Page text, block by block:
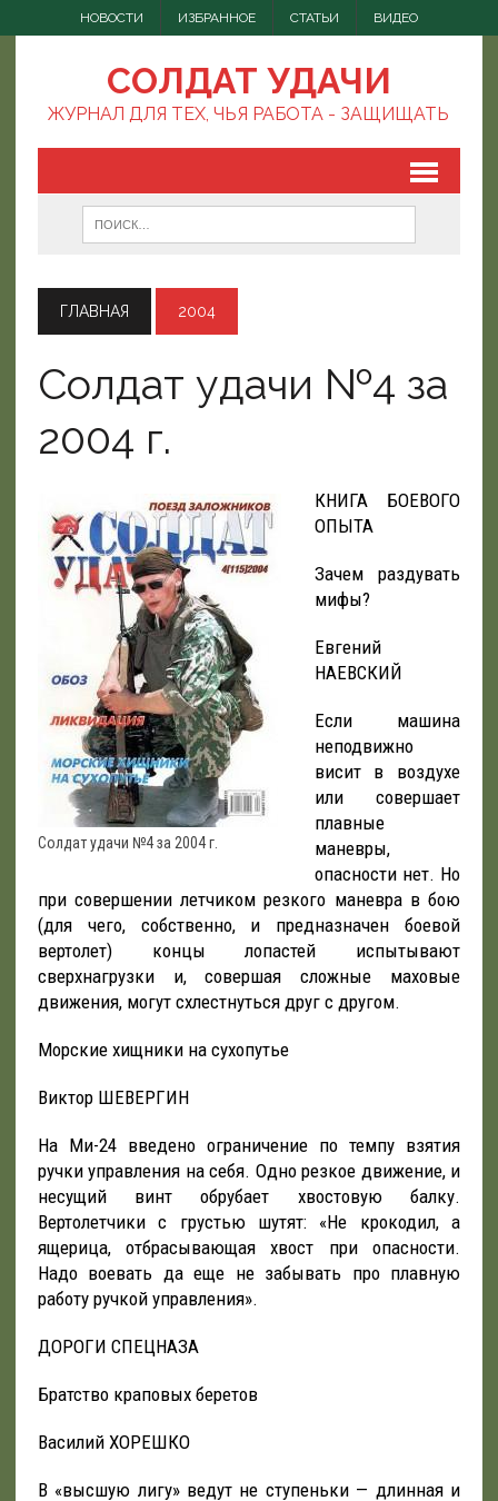
НОВОСТИ ИЗБРАННОЕ СТАТЬИ ВИДЕО
СОЛДАТ УДАЧИ
ЖУРНАЛ ДЛЯ ТЕХ, ЧЬЯ РАБОТА - ЗАЩИЩАТЬ
ГЛАВНАЯ 2004
Солдат удачи №4 за
2004 г.
Солдат удачи №4 за 2004 г.
КНИГА БОЕВОГО
ОПЫТА
Зачем раздувать
мифы?
Евгений
НАЕВСКИЙ
Если машина
неподвижно
висит в воздухе
или совершает
плавные
маневры,
опасности нет. Но
при совершении летчиком резкого маневра в бою
(для чего, собственно, и предназначен боевой
вертолет) концы лопастей испытывают
сверхнагрузки и, совершая сложные маховые
движения, могут схлестнуться друг с другом.
Морские хищники на сухопутье
Виктор ШЕВЕРГИН
На Ми-24 введено ограничение по темпу взятия
ручки управления на себя. Одно резкое движение, и
несущий винт обрубает хвостовую балку.
Вертолетчики с грустью шутят: «Не крокодил, а
ящерица, отбрасывающая хвост при опасности.
Надо воевать да еще не забывать про плавную
работу ручкой управления».
ДОРОГИ СПЕЦНАЗА
Братство краповых беретов
Василий ХОРЕШКО
В «высшую лигу» ведут не ступеньки — длинная и